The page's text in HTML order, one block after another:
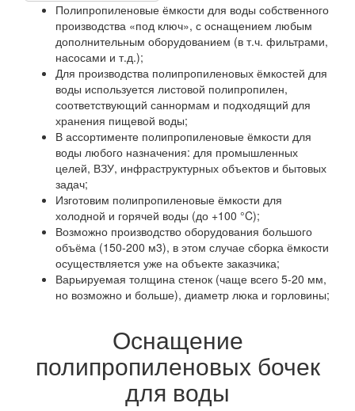
Полипропиленовые ёмкости для воды собственного
производства «под ключ», с оснащением любым
дополнительным оборудованием (в т.ч. фильтрами,
насосами и т.д.);
Для производства полипропиленовых ёмкостей для
воды используется листовой полипропилен,
соответствующий саннормам и подходящий для
хранения пищевой воды;
В ассортименте полипропиленовые ёмкости для
воды любого назначения: для промышленных
целей, ВЗУ, инфраструктурных объектов и бытовых
задач;
Изготовим полипропиленовые ёмкости для
холодной и горячей воды (до +100 °C);
Возможно производство оборудования большого
объёма (150-200 м3), в этом случае сборка ёмкости
осуществляется уже на объекте заказчика;
Варьируемая толщина стенок (чаще всего 5-20 мм,
но возможно и больше), диаметр люка и горловины;
Оснащение
полипропиленовых бочек
для воды